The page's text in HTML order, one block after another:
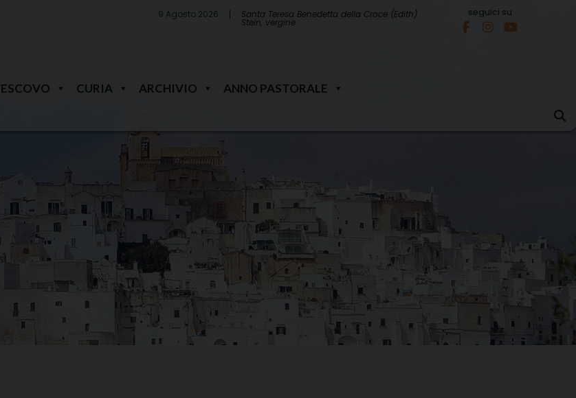
9 Agosto 2026 Santa Teresa Benedetta della Croce (Edith)
Stein, vergine
seguici su
CURIA ARCHIVIO
ANNO PASTORALE